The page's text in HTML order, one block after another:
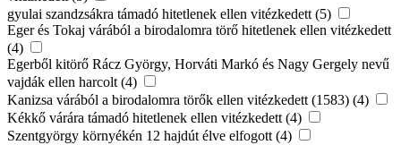
gyulai szandzsákra támadó hitetlenek ellen vitézkedett (5)
Eger és Tokaj várából a birodalomra törő hitetlenek ellen vitézkedett
(4)
Egerből kitörő Rácz György, Horváti Markó és Nagy Gergely nevű
vajdák ellen harcolt (4)
Kanizsa várából a birodalomra törők ellen vitézkedett (1583) (4)
Kékkő várára támadó hitetlenek ellen vitézkedett (4)
Szentgyörgy környékén 12 hajdút élve elfogott (4)